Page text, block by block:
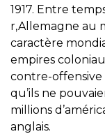
1917. Entre
r,Allemagne au
caractère
empires
contre-offensive
qu’ils ne
millions
anglais.